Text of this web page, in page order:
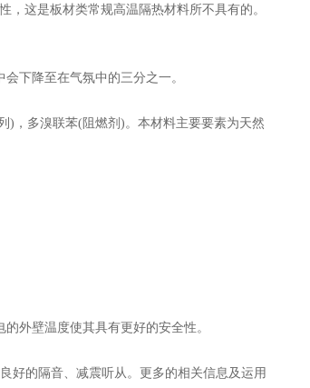
这是板材类常规高温隔热材料所不具有的。
下降至在气氛中的三分之一。
，多溴联苯(阻燃剂)。本材料主要要素为天然
外壁温度使其具有更好的安全性。
的隔音、减震听从。更多的相关信息及运用